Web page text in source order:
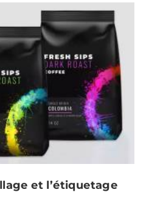
et l’étiquetage